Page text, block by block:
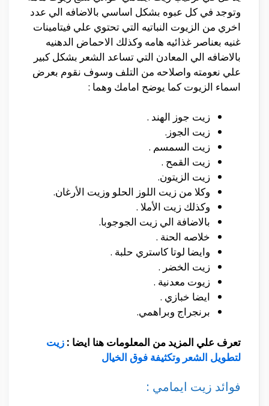
وتوجد في كل عبوه بشكل اساسي بالاضافه الي عدد
اخري من الزيوت النباتيه التي تحتوي علي فيتامينات
غنيه بعناصر غذائيه هامه وكذلك الاحماض الدهنيه
بالاضافه الي المعادن التي تساعد الشعر بشكل كبير
علي نعومته واصلاحه من التلف وسوف نقوم بعرض
اسماء الزيوت كما يوضح امامك وهما :
زيت جوز الهند .
زيت الجوز.
زيت السمسم .
زيت القمح .
زيت الزيتون.
وكلا من زيت اللوز الحلو وزيت الأرغان.
وكذلك زيت الأملا .
بالاضافة الي زيت الجوجوبا.
خلاصه الحنة .
وايضا لوتا كاستري حلبة .
زيت الخضر .
زيوت معدنية .
ايضا خبازي .
برنجراج وبراهمي.
تعرف علي المزيد من المعلومات هنا ايضا : زيت
لتطويل الشعر وتكثيفة فوق الخيال
فوائد زيت ايمامي :